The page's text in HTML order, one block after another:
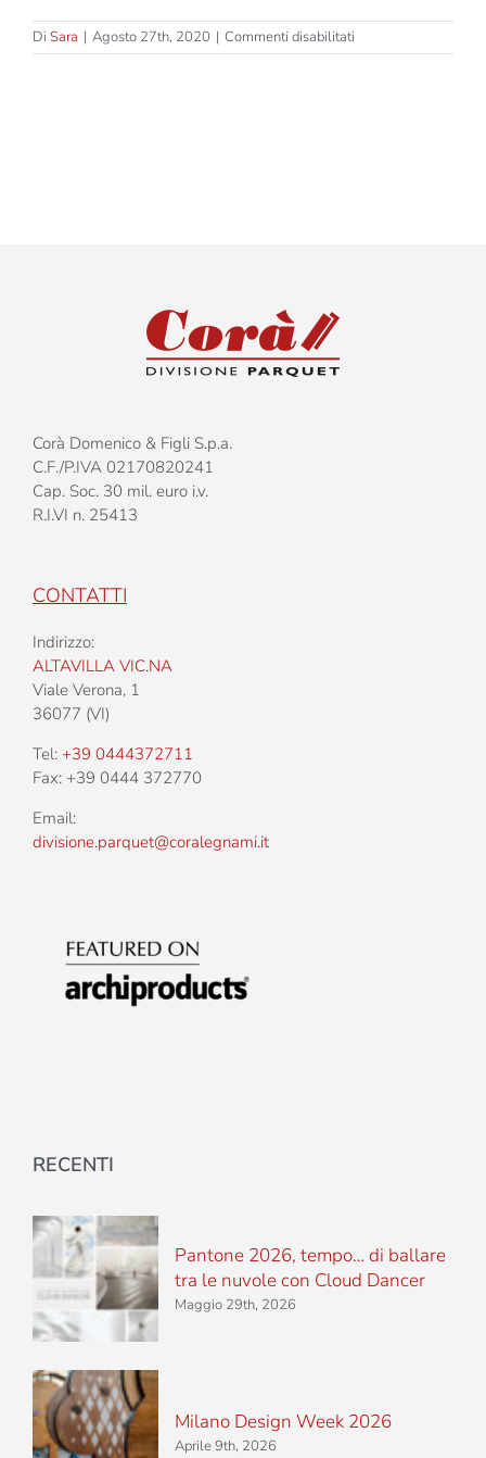
Di Sara | Agosto 27th, 2020 | Commenti disabilitati
Kromia
Corà Domenico & Figli S.p.a.
C.F./P.IVA 02170820241
Cap. Soc. 30 mil. euro i.v.
R.I.VI n. 25413
CONTATTI
Indirizzo:
ALTAVILLA VIC.NA
Viale Verona, 1
36077 (VI)
Tel: +39 0444372711
Fax: +39 0444 372770
Email:
divisione.parquet@coralegnami.it
RECENTI
Pantone 2026, tempo… di ballare
tra le nuvole con Cloud Dancer
Maggio 29th, 2026
Milano Design Week 2026
Aprile 9th, 2026